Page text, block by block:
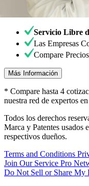
Servicio Libre
Las Empresas
Compare
Más Información
* Compare hasta 4
nuestra red de expertos
Todos los derechos
Marca y Patentes usados
respectivos dueños.
Terms and Conditions
Join Our Service Pro
Do Not Sell or Share My